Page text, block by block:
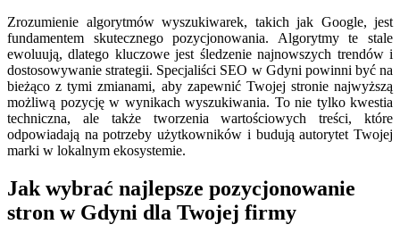
Zrozumienie algorytmów wyszukiwarek, takich jak Google, jest
fundamentem skutecznego pozycjonowania. Algorytmy te stale
ewoluują, dlatego kluczowe jest śledzenie najnowszych trendów i
dostosowywanie strategii. Specjaliści SEO w Gdyni powinni być na
bieżąco z tymi zmianami, aby zapewnić Twojej stronie najwyższą
możliwą pozycję w wynikach wyszukiwania. To nie tylko kwestia
techniczna, ale także tworzenia wartościowych treści, które
odpowiadają na potrzeby użytkowników i budują autorytet Twojej
marki w lokalnym ekosystemie.
Jak wybrać najlepsze pozycjonowanie
stron w Gdyni dla Twojej firmy